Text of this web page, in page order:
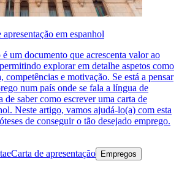
em espanhol
é um documento que acrescenta valor ao
explorar em detalhe aspetos como
competências e motivação. Se está a pensar
num país onde se fala a língua de
de saber como escrever uma carta de
Neste artigo, vamos ajudá-lo(a) com esta
de conseguir o tão desejado emprego.
Carta de apresentação
Empregos